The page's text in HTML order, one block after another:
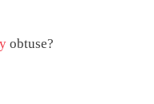
obtuse?